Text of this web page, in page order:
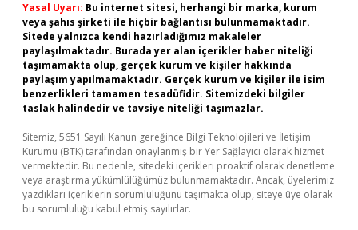
Yasal Uyarı: Bu internet sitesi, herhangi bir marka, kurum
veya şahıs şirketi ile hiçbir bağlantısı bulunmamaktadır.
Sitede yalnızca kendi hazırladığımız makaleler
paylaşılmaktadır. Burada yer alan içerikler haber niteliği
taşımamakta olup, gerçek kurum ve kişiler hakkında
paylaşım yapılmamaktadır. Gerçek kurum ve kişiler ile isim
benzerlikleri tamamen tesadüfidir. Sitemizdeki bilgiler
taslak halindedir ve tavsiye niteliği taşımazlar.
Sitemiz, 5651 Sayılı Kanun gereğince Bilgi Teknolojileri ve İletişim
Kurumu (BTK) tarafından onaylanmış bir Yer Sağlayıcı olarak hizmet
vermektedir. Bu nedenle, sitedeki içerikleri proaktif olarak denetleme
veya araştırma yükümlülüğümüz bulunmamaktadır. Ancak, üyelerimiz
yazdıkları içeriklerin sorumluluğunu taşımakta olup, siteye üye olarak
bu sorumluluğu kabul etmiş sayılırlar.